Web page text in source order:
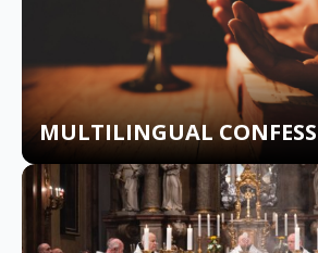
MULTILINGUAL